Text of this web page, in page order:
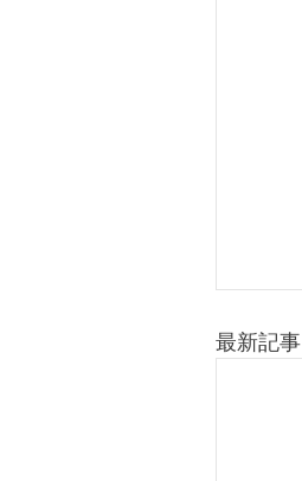
最新記事